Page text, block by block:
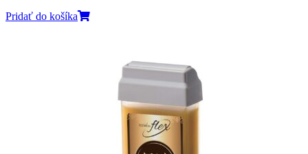
Pridať do košíka